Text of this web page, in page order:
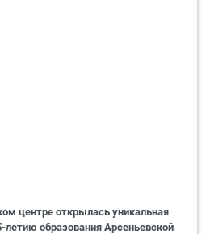
центре открылась уникальная
образования Арсеньевской